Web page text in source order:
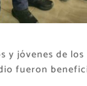
y jóvenes de
fueron